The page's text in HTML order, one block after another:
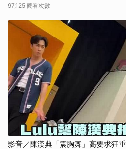
97,125 觀看次數
影音／陳漢典「震胸舞」高要求狂